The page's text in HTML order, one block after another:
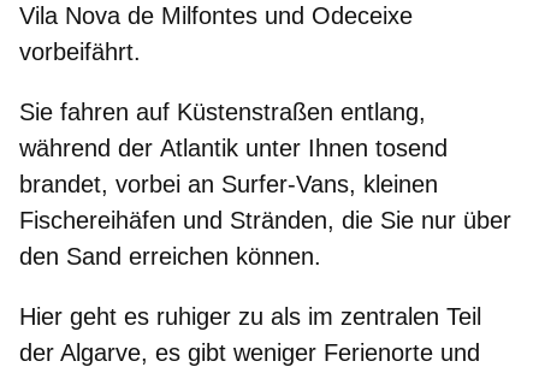
Vila Nova de Milfontes und Odeceixe
vorbeifährt.
Sie fahren auf Küstenstraßen entlang,
während der Atlantik unter Ihnen tosend
brandet, vorbei an Surfer-Vans, kleinen
Fischereihäfen und Stränden, die Sie nur über
den Sand erreichen können.
Hier geht es ruhiger zu als im zentralen Teil
der Algarve, es gibt weniger Ferienorte und